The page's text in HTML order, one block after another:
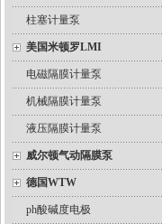
柱塞计量泵
美国米顿罗LMI
电磁隔膜计量泵
机械隔膜计量泵
液压隔膜计量泵
威尔顿气动隔膜泵
德国WTW
ph酸碱度电极